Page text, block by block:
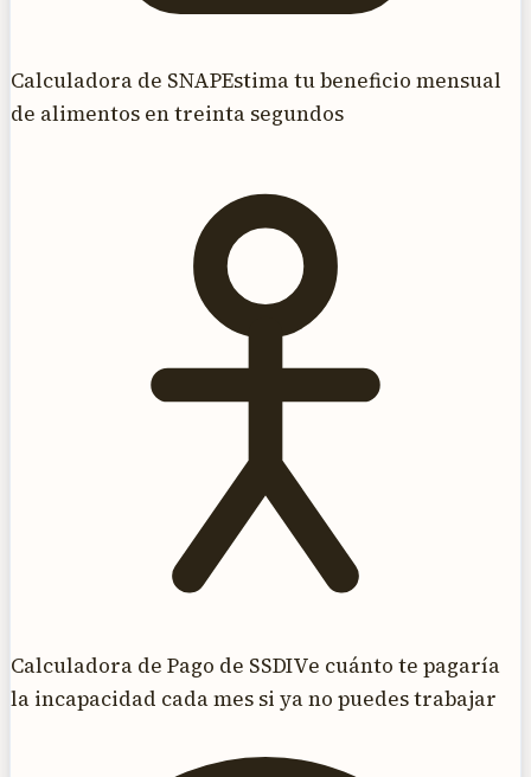
Calculadora de SNAPEstima tu beneficio mensual
de alimentos en treinta segundos
Calculadora de Pago de SSDIVe cuánto te pagaría
la incapacidad cada mes si ya no puedes trabajar